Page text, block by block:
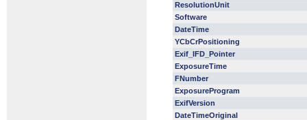
ResolutionUnit
Software
DateTime
YCbCrPositioning
Exif_IFD_Pointer
ExposureTime
FNumber
ExposureProgram
ExifVersion
DateTimeOriginal